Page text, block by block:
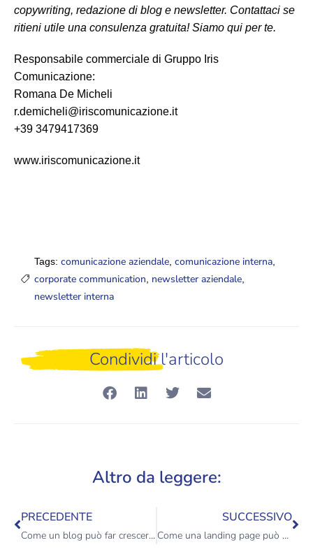
copywriting, redazione di blog e newsletter. Contattaci se
ritieni utile una consulenza gratuita! Siamo qui per te.
Responsabile commerciale di Gruppo Iris
Comunicazione:
Romana De Micheli
r.demicheli@iriscomunicazione.it
+39 3479417369
www.iriscomunicazione.it
Tags: comunicazione aziendale comunicazione interna
corporate communication newsletter aziendale
newsletter interna
Condividi l'articolo
Altro da leggere:
PRECEDENTE
Come un blog può far crescere la tua impresa
SUCCESSIVO
Come una landing page può potenziare il tuo business B2B